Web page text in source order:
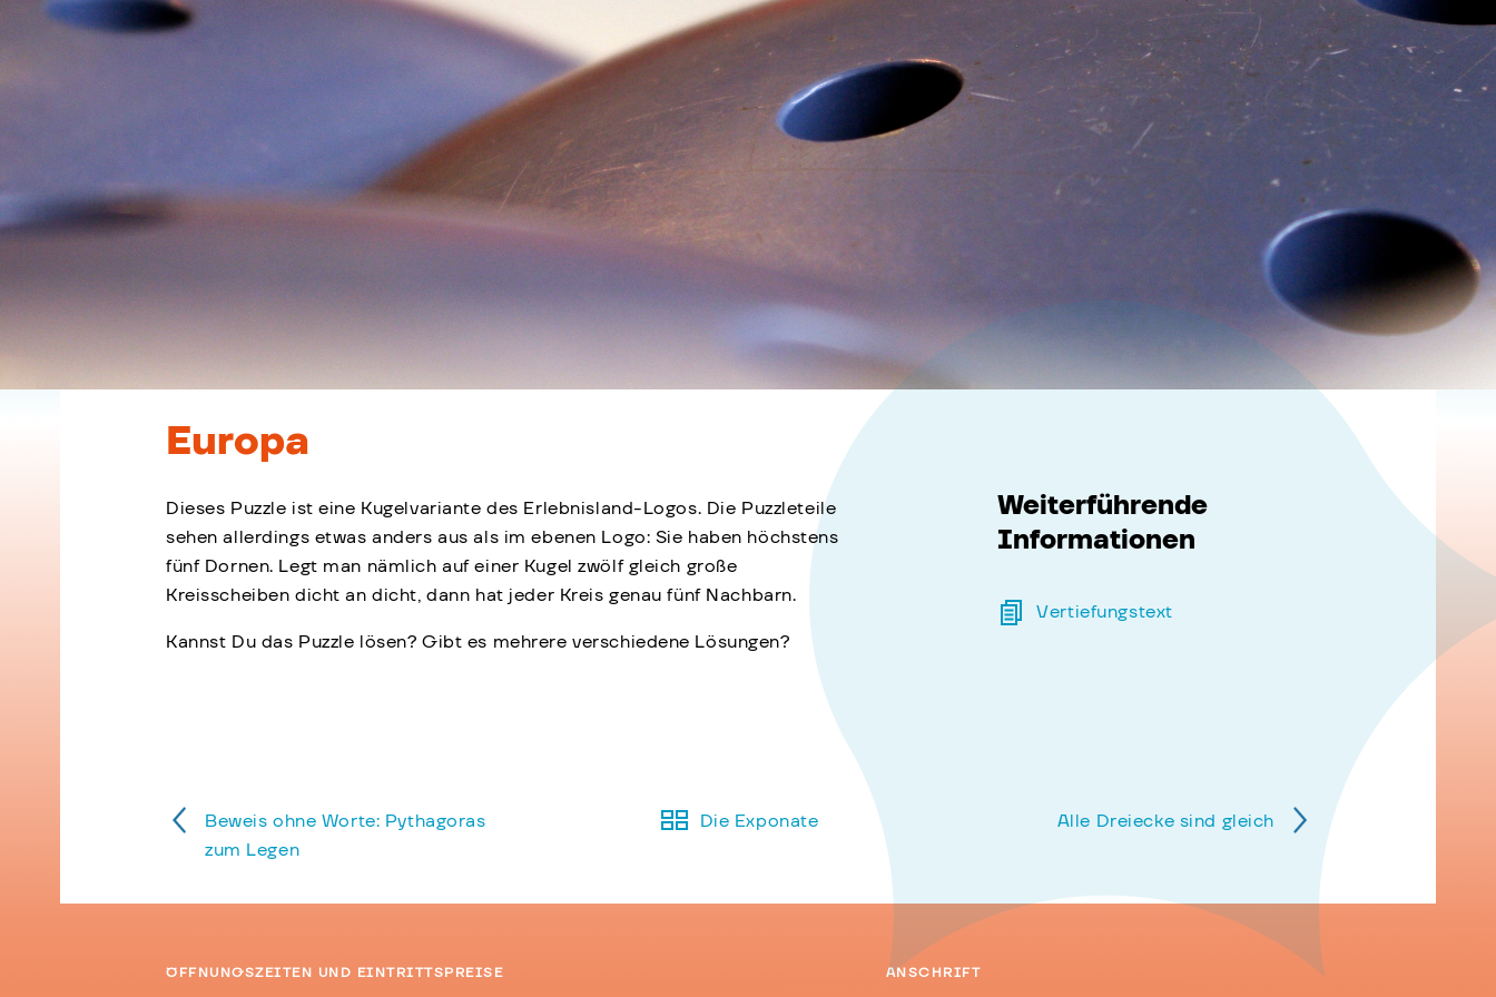
Europa
Dieses Puzzle ist eine Kugelvariante des Erlebnisland-Logos. Die Puzzleteile
sehen allerdings etwas anders aus als im ebenen Logo: Sie haben höchstens
fünf Dornen. Legt man nämlich auf einer Kugel zwölf gleich große
Kreisscheiben dicht an dicht, dann hat jeder Kreis genau fünf Nachbarn.
Kannst Du das Puzzle lösen? Gibt es mehrere verschiedene Lösungen?
Weiterführende
Informationen
Vertiefungstext
Beweis ohne Worte: Pythagoras
zum Legen
Die Exponate Alle Dreiecke sind gleich
ÖFFNUNGSZEITEN UND EINTRITTSPREISE ANSCHRIFT